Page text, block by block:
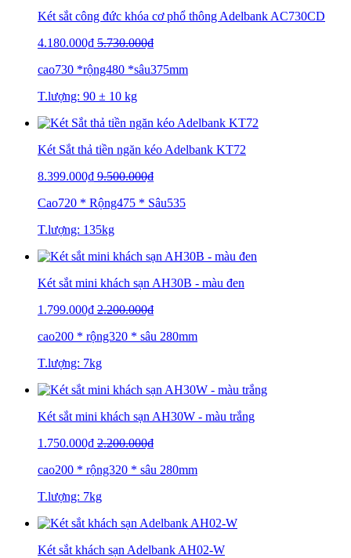
Két sắt công đức khóa cơ phổ thông Adelbank AC730CD
4.180.000₫ 5.730.000₫
cao730 *rộng480 *sâu375mm
T.lượng: 90 ± 10 kg
Két Sắt thả tiền ngăn kéo Adelbank KT72
8.399.000₫ 9.500.000₫
Cao720 * Rộng475 * Sâu535
T.lượng: 135kg
Két sắt mini khách sạn AH30B - màu đen
1.799.000₫ 2.200.000₫
cao200 * rộng320 * sâu 280mm
T.lượng: 7kg
Két sắt mini khách sạn AH30W - màu trắng
1.750.000₫ 2.200.000₫
cao200 * rộng320 * sâu 280mm
T.lượng: 7kg
Két sắt khách sạn Adelbank AH02-W